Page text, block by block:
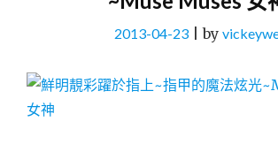
2013-04-23|by